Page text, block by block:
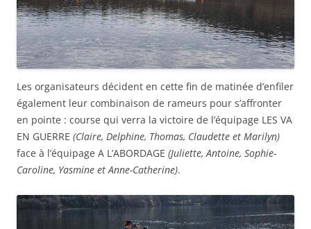
Les organisateurs décident en cette fin de matinée d’enfiler
également leur combinaison de rameurs pour s’affronter
en pointe : course qui verra la victoire de l’équipage LES VA
EN GUERRE (Claire, Delphine, Thomas, Claudette et Marilyn)
face à l’équipage A L’ABORDAGE (Juliette, Antoine, Sophie-
Caroline, Yasmine et Anne-Catherine).